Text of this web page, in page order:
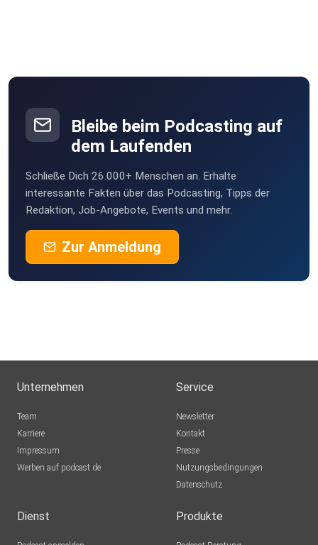
Bleibe beim Podcasting auf
dem Laufenden
Schließe Dich 26.000+ Menschen an. Erhalte
interessante Fakten über das Podcasting, Tipps der
Redaktion, Job-Angebote, Events und mehr.
Zur Anmeldung
Unternehmen
Team
Karriere
Impressum
Werben auf podcast.de
Service
Newsletter
Kontakt
Presse
Nutzungsbedingungen
Datenschutz
Dienst Produkte